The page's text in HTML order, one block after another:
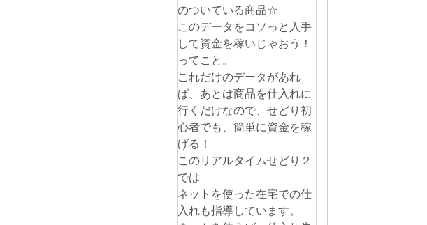
のついている商品☆
このデータをコソっと入手
して資金を稼いじゃおう！
ってこと。
これだけのデータがあれ
ば、あとは商品を仕入れに
行くだけなので、せどり初
心者でも、簡単に資金を稼
げる！
このリアルタイムせどり２
では
ネットを使った在宅での仕
入れも指導しています。